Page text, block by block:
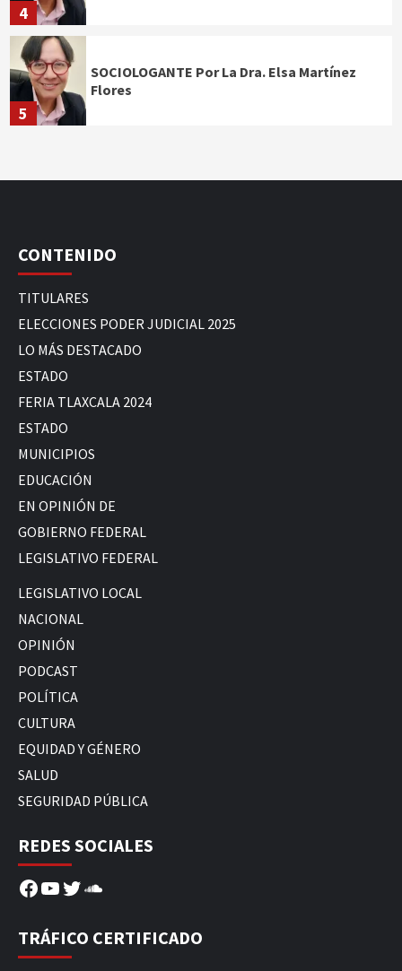
4
5
SOCIOLOGANTE Por La Dra. Elsa Martínez
Flores
CONTENIDO
TITULARES
ELECCIONES PODER JUDICIAL 2025
LO MÁS DESTACADO
ESTADO
FERIA TLAXCALA 2024
ESTADO
MUNICIPIOS
EDUCACIÓN
EN OPINIÓN DE
GOBIERNO FEDERAL
LEGISLATIVO FEDERAL
LEGISLATIVO LOCAL
NACIONAL
OPINIÓN
PODCAST
POLÍTICA
CULTURA
EQUIDAD Y GÉNERO
SALUD
SEGURIDAD PÚBLICA
REDES SOCIALES
Facebook
YouTube
Twitter
SoundCloud
TRÁFICO CERTIFICADO